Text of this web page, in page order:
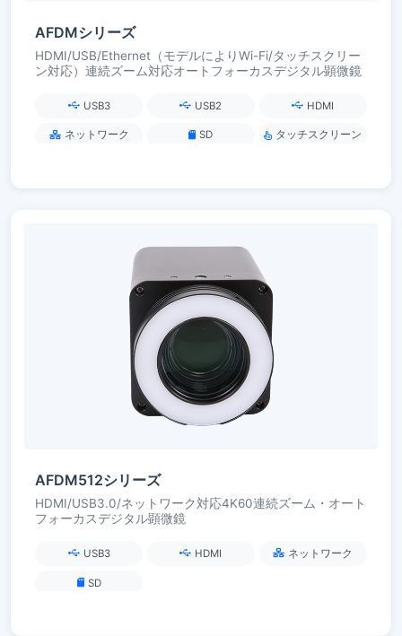
AFDMシリーズ
HDMI/USB/Ethernet（モデルによりWi-Fi/タッチスクリー
ン対応）連続ズーム対応オートフォーカスデジタル顕微鏡
USB3 USB2 HDMI
ネットワーク SD タッチスクリーン
AFDM512シリーズ
HDMI/USB3.0/ネットワーク対応4K60連続ズーム・オート
フォーカスデジタル顕微鏡
USB3 HDMI ネットワーク
SD